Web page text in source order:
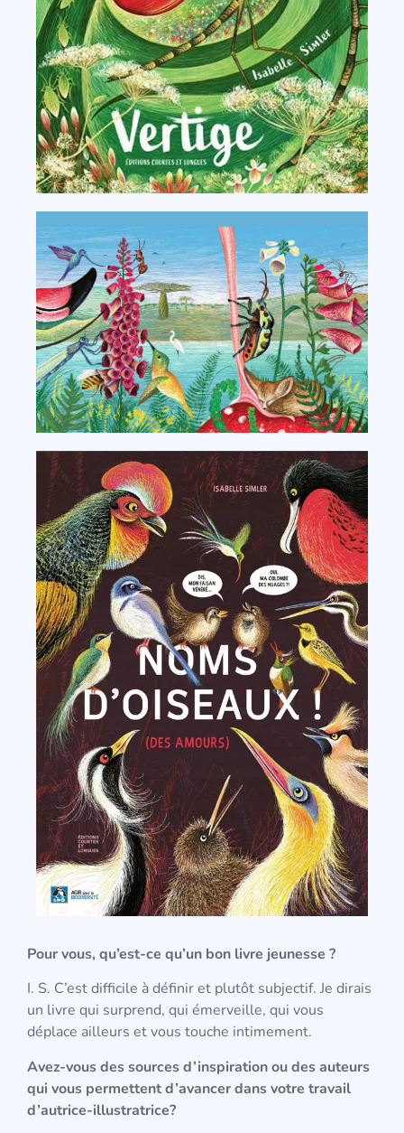
Pour vous, qu’est-ce qu’un bon livre jeunesse ?
I. S. C’est difficile à définir et plutôt subjectif. Je dirais
un livre qui surprend, qui émerveille, qui vous
déplace ailleurs et vous touche intimement.
Avez-vous des sources d’inspiration ou des auteurs
qui vous permettent d’avancer dans votre travail
d’autrice-illustratrice?